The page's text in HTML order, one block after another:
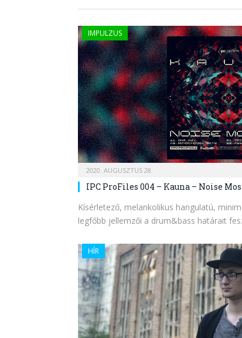
IMPULZUS
2020. AUGUSZTUS 28.
IPC ProFiles 004 – Kauna – Noise
Kísérletező, melankolikus hangulatú,
legfőbb jellemzői a drum&bass határait
HÍR